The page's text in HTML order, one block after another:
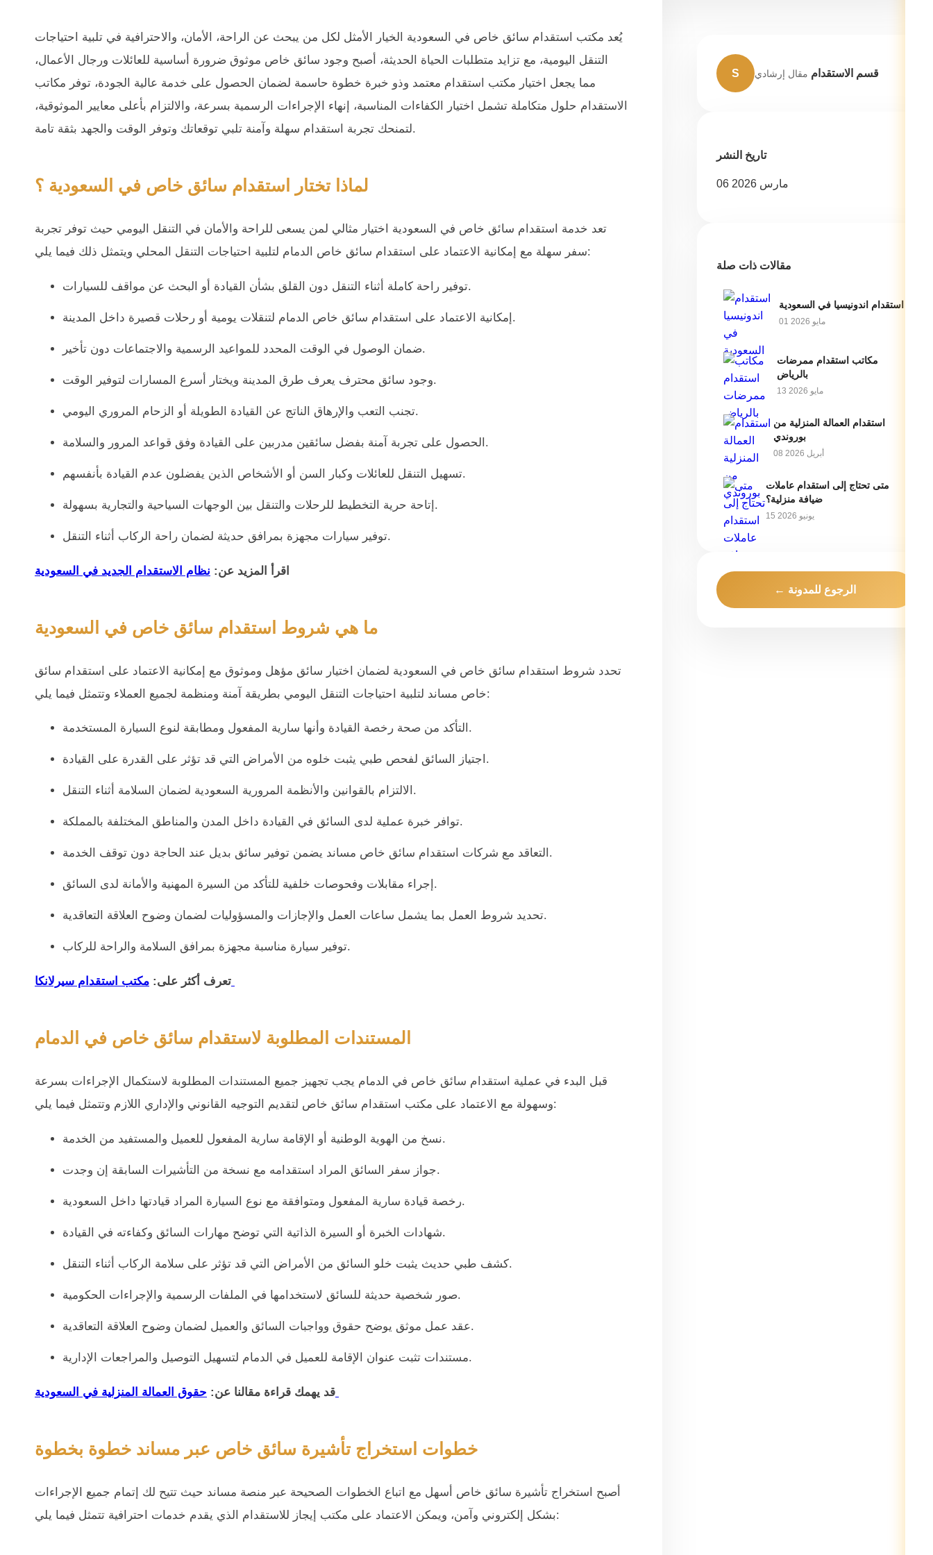
يُعد مكتب استقدام سائق خاص في السعودية الخيار الأمثل لكل من يبحث عن الراحة، الأمان، والاحترافية في تلبية احتياجات
التنقل اليومية، مع تزايد متطلبات الحياة الحديثة، أصبح وجود سائق خاص موثوق ضرورة أساسية للعائلات ورجال الأعمال،
مما يجعل اختيار مكتب استقدام معتمد وذو خبرة خطوة حاسمة لضمان الحصول على خدمة عالية الجودة، توفر مكاتب
الاستقدام حلول متكاملة تشمل اختيار الكفاءات المناسبة، إنهاء الإجراءات الرسمية بسرعة، والالتزام بأعلى معايير الموثوقية،
لتمنحك تجربة استقدام سهلة وآمنة تلبي توقعاتك وتوفر الوقت والجهد بثقة تامة.
لماذا تختار استقدام سائق خاص في السعودية ؟
تعد خدمة استقدام سائق خاص في السعودية اختيار مثالي لمن يسعى للراحة والأمان في التنقل اليومي حيث توفر تجربة
سفر سهلة مع إمكانية الاعتماد على استقدام سائق خاص الدمام لتلبية احتياجات التنقل المحلي ويتمثل ذلك فيما يلي:
توفير راحة كاملة أثناء التنقل دون القلق بشأن القيادة أو البحث عن مواقف للسيارات.
إمكانية الاعتماد على استقدام سائق خاص الدمام لتنقلات يومية أو رحلات قصيرة داخل المدينة.
ضمان الوصول في الوقت المحدد للمواعيد الرسمية والاجتماعات دون تأخير.
وجود سائق محترف يعرف طرق المدينة ويختار أسرع المسارات لتوفير الوقت.
تجنب التعب والإرهاق الناتج عن القيادة الطويلة أو الزحام المروري اليومي.
الحصول على تجربة آمنة بفضل سائقين مدربين على القيادة وفق قواعد المرور والسلامة.
تسهيل التنقل للعائلات وكبار السن أو الأشخاص الذين يفضلون عدم القيادة بأنفسهم.
إتاحة حرية التخطيط للرحلات والتنقل بين الوجهات السياحية والتجارية بسهولة.
توفير سيارات مجهزة بمرافق حديثة لضمان راحة الركاب أثناء التنقل.
اقرأ المزيد عن: نظام الاستقدام الجديد في السعودية
ما هي شروط استقدام سائق خاص في السعودية
تحدد شروط استقدام سائق خاص في السعودية لضمان اختيار سائق مؤهل وموثوق مع إمكانية الاعتماد على استقدام سائق
خاص مساند لتلبية احتياجات التنقل اليومي بطريقة آمنة ومنظمة لجميع العملاء وتتمثل فيما يلي:
التأكد من صحة رخصة القيادة وأنها سارية المفعول ومطابقة لنوع السيارة المستخدمة.
اجتياز السائق لفحص طبي يثبت خلوه من الأمراض التي قد تؤثر على القدرة على القيادة.
الالتزام بالقوانين والأنظمة المرورية السعودية لضمان السلامة أثناء التنقل.
توافر خبرة عملية لدى السائق في القيادة داخل المدن والمناطق المختلفة بالمملكة.
التعاقد مع شركات استقدام سائق خاص مساند يضمن توفير سائق بديل عند الحاجة دون توقف الخدمة.
إجراء مقابلات وفحوصات خلفية للتأكد من السيرة المهنية والأمانة لدى السائق.
تحديد شروط العمل بما يشمل ساعات العمل والإجازات والمسؤوليات لضمان وضوح العلاقة التعاقدية.
توفير سيارة مناسبة مجهزة بمرافق السلامة والراحة للركاب.
تعرف أكثر على:
المستندات المطلوبة لاستقدام سائق خاص في الدمام
قبل البدء في عملية استقدام سائق خاص في الدمام يجب تجهيز جميع المستندات المطلوبة لاستكمال الإجراءات بسرعة
وسهولة مع الاعتماد على مكتب استقدام سائق خاص لتقديم التوجيه القانوني والإداري اللازم وتتمثل فيما يلي:
نسخ من الهوية الوطنية أو الإقامة سارية المفعول للعميل والمستفيد من الخدمة.
جواز سفر السائق المراد استقدامه مع نسخة من التأشيرات السابقة إن وجدت.
رخصة قيادة سارية المفعول ومتوافقة مع نوع السيارة المراد قيادتها داخل السعودية.
شهادات الخبرة أو السيرة الذاتية التي توضح مهارات السائق وكفاءته في القيادة.
كشف طبي حديث يثبت خلو السائق من الأمراض التي قد تؤثر على سلامة الركاب أثناء التنقل.
صور شخصية حديثة للسائق لاستخدامها في الملفات الرسمية والإجراءات الحكومية.
عقد عمل موثق يوضح حقوق وواجبات السائق والعميل لضمان وضوح العلاقة التعاقدية.
مستندات تثبت عنوان الإقامة للعميل في الدمام لتسهيل التوصيل والمراجعات الإدارية.
قد يهمك قراءة مقالنا عن:
خطوات استخراج تأشيرة سائق خاص عبر مساند خطوة بخطوة
أصبح استخراج تأشيرة سائق خاص أسهل مع اتباع الخطوات الصحيحة عبر منصة مساند حيث تتيح لك إتمام جميع الإجراءات
بشكل إلكتروني وآمن، ويمكن الاعتماد على مكتب إيجاز للاستقدام الذي يقدم خدمات احترافية تتمثل فيما يلي:
S قسم الاستقدام مقال إرشادي
تاريخ النشر
06 مارس 2026
مقالات ذات صلة
استقدام اندونيسيا في السعودية
01 مايو 2026
مكاتب استقدام ممرضات
بالرياض
13 مايو 2026
استقدام العمالة المنزلية من
بوروندي
08 أبريل 2026
متى تحتاج إلى استقدام عاملات
ضيافة منزلية؟
15 يونيو 2026
← الرجوع للمدونة